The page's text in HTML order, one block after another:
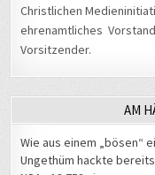
Christlichen
ehrenamtliches
Vorsitzender.
AM
Wie aus einem „bösen“
Ungethüm hackte